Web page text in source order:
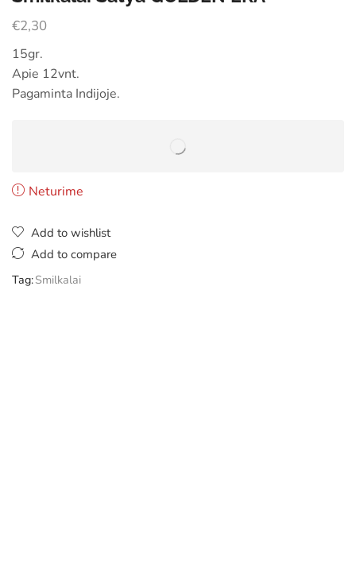
€2,30
15gr.
Apie 12vnt.
Pagaminta Indijoje.
Neturime
Add to wishlist
Add to compare
Tag:Smilkalai